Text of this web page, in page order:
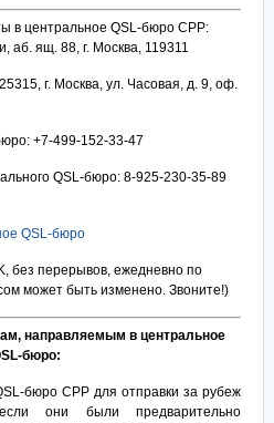
в центральное QSL-бюро СРР:
аб. ящ. 88, г. Москва, 119311
г. Москва, ул. Часовая, д. 9, оф.
+7-499-152-33-47
QSL-бюро: 8-925-230-35-89
QSL-бюро
без перерывов, ежедневно по
может быть изменено. Звоните!)
направляемым в центральное
бюро:
бюро СРР для отправки за рубеж
они были предварительно